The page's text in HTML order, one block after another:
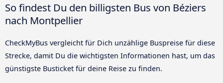
So findest Du den billigsten Bus von Béziers
nach Montpellier
CheckMyBus vergleicht für Dich unzählige Buspreise für diese
Strecke, damit Du die wichtigsten Informationen hast, um das
günstigste Busticket für deine Reise zu finden.